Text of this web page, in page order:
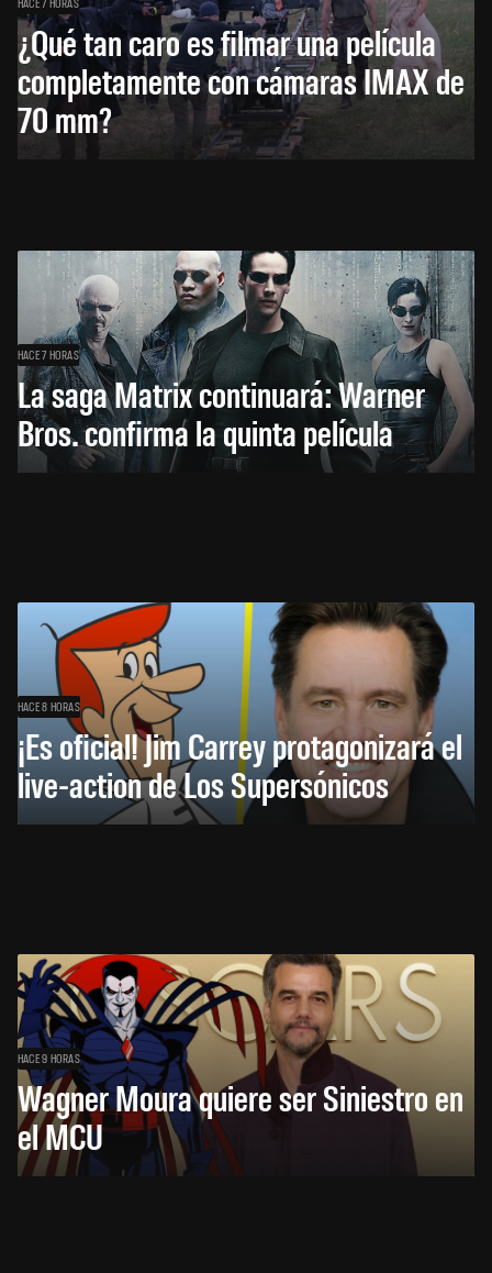
¿Qué tan caro es filmar una película
completamente con cámaras IMAX de
70 mm?
HACE 7 HORAS
La saga Matrix continuará: Warner
Bros. confirma la quinta película
HACE 8 HORAS
¡Es oficial! Jim Carrey protagonizará el
live-action de Los Supersónicos
HACE 9 HORAS
Wagner Moura quiere ser Siniestro en
el MCU